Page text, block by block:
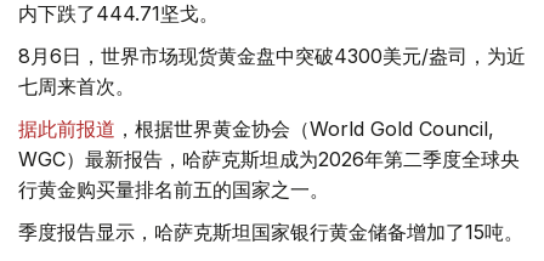
内下跌了444.71坚戈。
8月6日，世界市场现货黄金盘中突破4300美元/盎司，为近
七周来首次。
据此前报道 ，根据世界黄金协会（World Gold Council,
WGC）最新报告，哈萨克斯坦成为2026年第二季度全球央
行黄金购买量排名前五的国家之一。
季度报告显示，哈萨克斯坦国家银行黄金储备增加了15吨。